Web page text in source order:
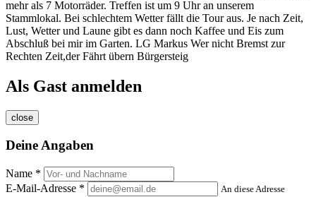
mehr als 7 Motorräder. Treffen ist um 9 Uhr an unserem
Stammlokal. Bei schlechtem Wetter fällt die Tour aus. Je nach Zeit,
Lust, Wetter und Laune gibt es dann noch Kaffee und Eis zum
Abschluß bei mir im Garten. LG Markus Wer nicht Bremst zur
Rechten Zeit,der Fährt übern Bürgersteig
Als Gast anmelden
close
Deine Angaben
Name *
E-Mail-Adresse *
An diese Adresse